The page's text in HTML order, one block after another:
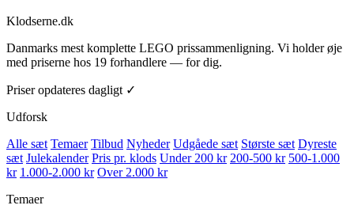
Klodserne.dk
Danmarks mest komplette LEGO prissammenligning. Vi holder øje
med priserne hos 19 forhandlere — for dig.
Priser opdateres dagligt ✓
Udforsk
Alle sæt Temaer Tilbud Nyheder Udgåede sæt Største sæt Dyreste
sæt Julekalender Pris pr. klods Under 200 kr 200-500 kr 500-1.000
kr 1.000-2.000 kr Over 2.000 kr
Temaer